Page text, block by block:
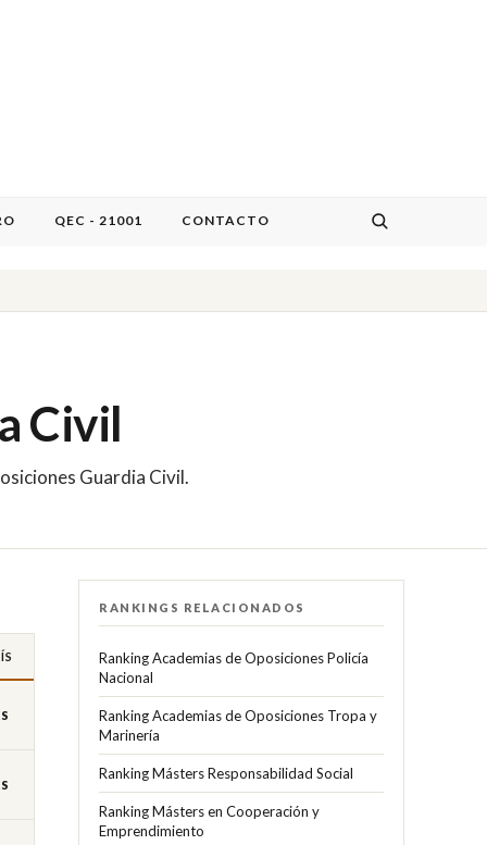
QEC - 21001 CONTACTO
Civil
Guardia Civil.
RANKINGS RELACIONADOS
Ranking Academias de Oposiciones Policía
Nacional
Ranking Academias de Oposiciones Tropa y
Marinería
Ranking Másters Responsabilidad Social
Ranking Másters en Cooperación y
Emprendimiento